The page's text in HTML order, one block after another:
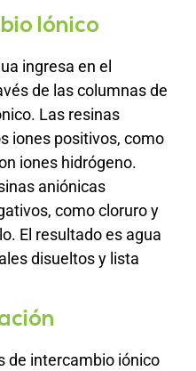
Iónico
ingresa en el
de las columnas de
Las resinas
iones positivos, como
iones hidrógeno.
aniónicas
como cloruro y
El resultado es agua
disueltos y lista
de intercambio iónico